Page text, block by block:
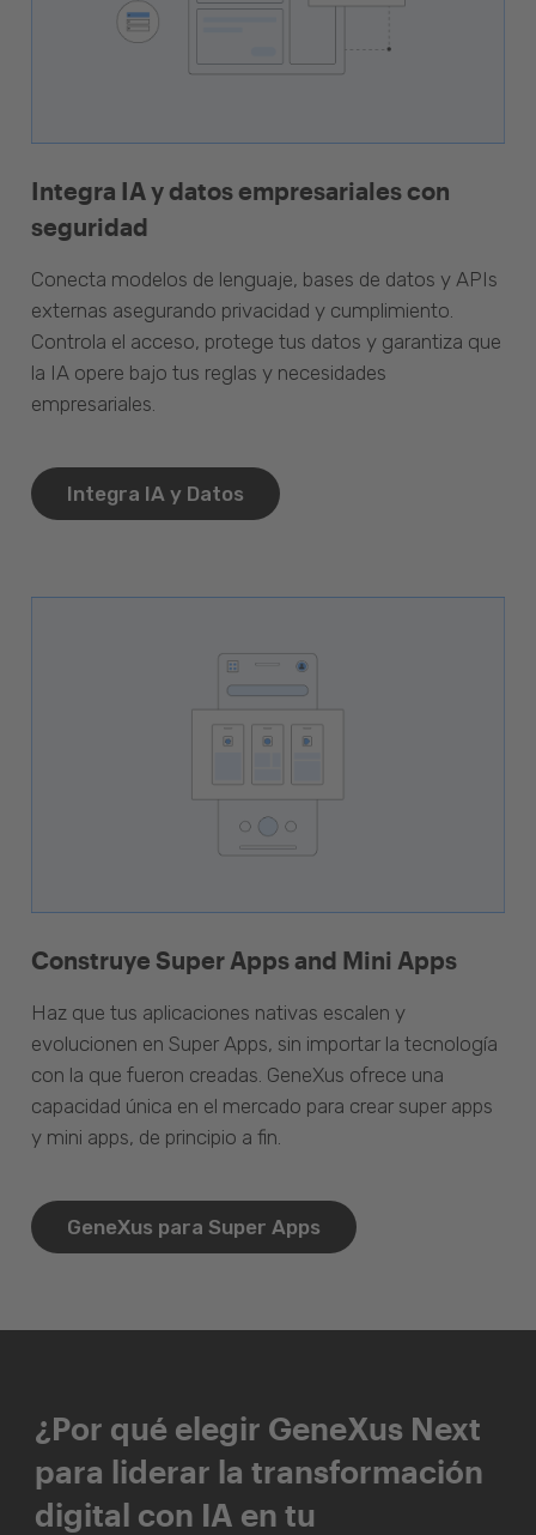
Integra IA y datos empresariales con
seguridad
Conecta modelos de lenguaje, bases de datos y APIs
externas asegurando privacidad y cumplimiento.
Controla el acceso, protege tus datos y garantiza que
la IA opere bajo tus reglas y necesidades
empresariales.
Integra IA y Datos
Construye Super Apps and Mini Apps
Haz que tus aplicaciones nativas escalen y
evolucionen en Super Apps, sin importar la tecnología
con la que fueron creadas. GeneXus ofrece una
capacidad única en el mercado para crear super apps
y mini apps, de principio a fin.
GeneXus para Super Apps
¿Por qué elegir GeneXus Next
para liderar la transformación
digital con IA en tu